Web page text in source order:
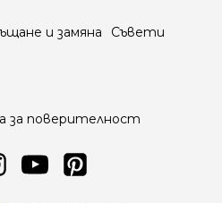
и замяна Съвети
за поверителност